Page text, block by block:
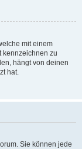
mit einem
kennzeichnen zu
hängt von deinen
hat.
Sie können jede